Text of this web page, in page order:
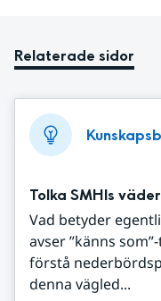
Relaterade sidor
Tolka SMHIs
Vad betyder
avser ”känns
förstå
denna vägled...